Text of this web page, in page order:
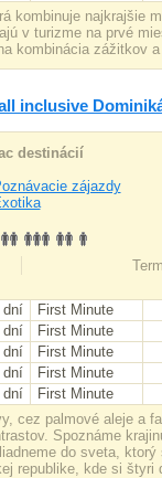
kombinuje najkrajšie
v turizme na prvé
kombinácia zážitkov
inclusive
destinácií
zájazdy
dní First Minute
dní First Minute
dní First Minute
dní First Minute
dní First Minute
cez palmové aleje a
Spoznáme
do sveta,
republike, kde si